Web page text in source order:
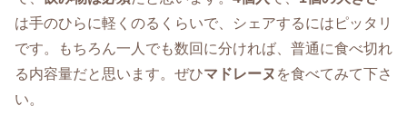
は手のひらに軽くのるくらいで、シェアするにはピッタリ
です。もちろん一人でも数回に分ければ、普通に食べ切れ
る内容量だと思います。ぜひマドレーヌ を食べてみて下さ
い。